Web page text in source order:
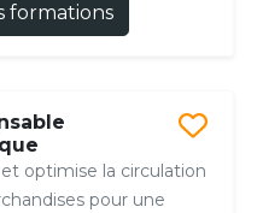
formations
optimise la circulation
pour une